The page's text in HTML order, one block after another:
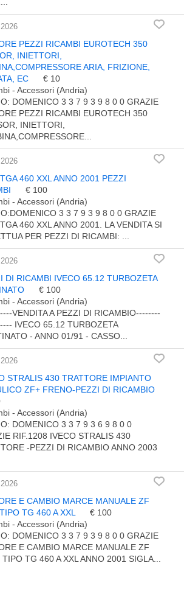
PEZZI RICAMBI EUROTECH 350
INIETTORI,
ARIA, FRIZIONE,
EC
€ 10
- Accessori (Andria)
DOMENICO 3 3 7 9 3 9 8 0 0 GRAZIE
PEZZI RICAMBI EUROTECH 350
INIETTORI,
460 XXL ANNO 2001 PEZZI
€ 100
- Accessori (Andria)
3 3 7 9 3 9 8 0 0 GRAZIE
460 XXL ANNO 2001. LA VENDITA SI
PER PEZZI DI RICAMBI: ...
DI RICAMBI IVECO 65.12 TURBOZETA
€ 100
- Accessori (Andria)
VENDITA A PEZZI DI RICAMBIO--------
IVECO 65.12 TURBOZETA
- ANNO 01/91 - CASSO...
STRALIS 430 TRATTORE IMPIANTO
ZF+ FRENO-PEZZI DI RICAMBIO
- Accessori (Andria)
DOMENICO 3 3 7 9 3 6 9 8 0 0
RIF.1208 IVECO STRALIS 430
-PEZZI DI RICAMBIO ANNO 2003
E CAMBIO MARCE MANUALE ZF
TG 460 A XXL
€ 100
- Accessori (Andria)
DOMENICO 3 3 7 9 3 9 8 0 0 GRAZIE
E CAMBIO MARCE MANUALE ZF
TIPO TG 460 A XXL ANNO 2001 SIGLA...